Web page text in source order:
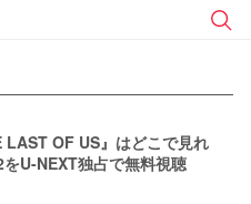
LAST OF US』はどこで見れ
U-NEXT独占で無料視聴